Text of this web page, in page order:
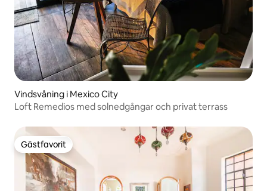
Vindsvåning i Mexico City
Loft Remedios med solnedgångar och privat terrass
Gästfavorit
Gästfavorit